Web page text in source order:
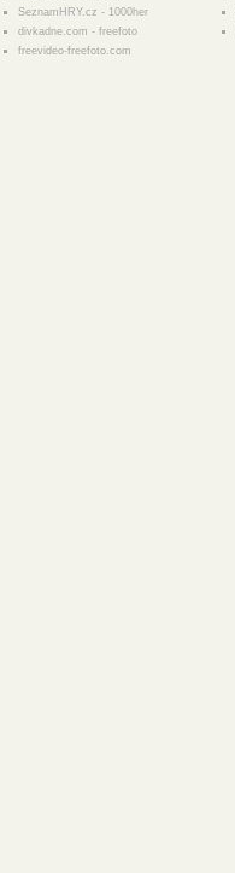
SeznamHRY.cz - 1000her
divkadne.com - freefoto
freevideo-freefoto.com